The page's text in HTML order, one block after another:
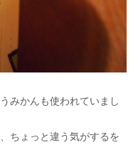
みかんも使われていまし
ちょっと違う気がするを